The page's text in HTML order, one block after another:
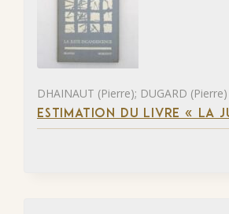
DHAINAUT (Pierre); DUGARD (Pierre)
ESTIMATION DU LIVRE « LA